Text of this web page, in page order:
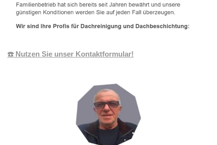
☎️ Nutzen Sie unser Kontaktformular!